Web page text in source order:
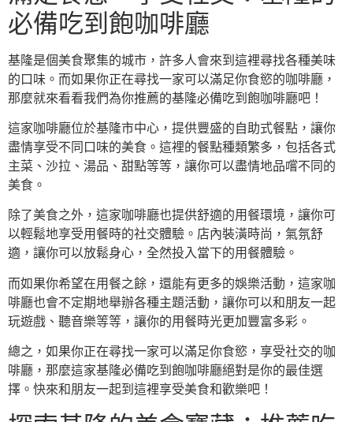
必備吃到飽咖啡廳
基隆是個美食聚集的城市，許多人會來到這裡尋找各種美味
的口味。而如果你正在尋找一家可以滿足你食慾的咖啡廳，
那麼就來看看我們為你推薦的基隆必備吃到飽咖啡廳吧！
這家咖啡廳位於基隆市中心，提供豐盛的自助式餐點，讓你
盡情享受不同口味的美食。這裡的餐點種類繁多，包括各式
主菜、沙拉、湯品、甜點等等，讓你可以盡情地品嚐不同的
美食。
除了美食之外，這家咖啡廳也提供舒適的用餐環境，讓你可
以輕鬆地享受用餐時的社交體驗。店內裝潢時尚，氣氛舒
適，讓你可以放鬆身心，全然投入當下的用餐體驗。
而如果你希望在用餐之餘，還能有更多的娛樂活動，這家咖
啡廳也會不定期地舉辦各種主題活動，讓你可以和朋友一起
玩遊戲、聽音樂等等，讓你的用餐時光更加豐富多彩。
總之，如果你正在尋找一家可以滿足你食慾，享受社交的咖
啡廳，那麼這家基隆必備吃到飽咖啡廳絕對是你的最佳選
擇。快來和朋友一起到這裡享受美食和歡樂吧！